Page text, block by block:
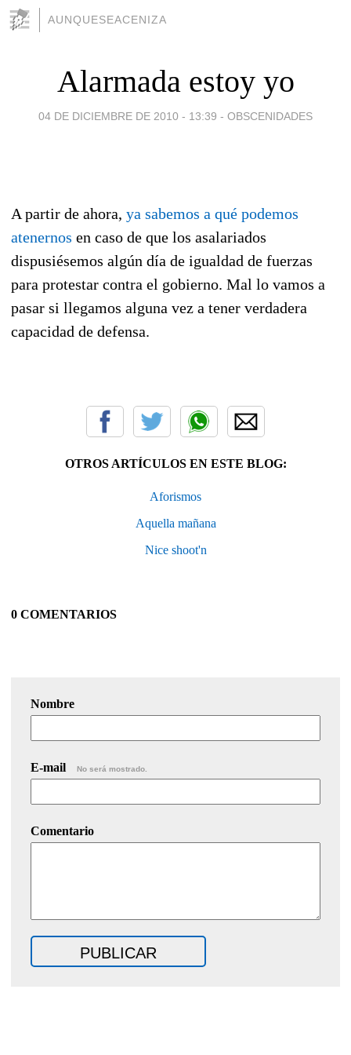
AUNQUESEACENIZA
Alarmada estoy yo
04 DE DICIEMBRE DE 2010 - 13:39 - OBSCENIDADES
A partir de ahora, ya sabemos a qué podemos
atenernos en caso de que los asalariados
dispusiésemos algún día de igualdad de fuerzas
para protestar contra el gobierno. Mal lo vamos a
pasar si llegamos alguna vez a tener verdadera
capacidad de defensa.
OTROS ARTÍCULOS EN ESTE BLOG:
Aforismos
Aquella mañana
Nice shoot'n
0 COMENTARIOS
Nombre
E-mail No será mostrado.
Comentario